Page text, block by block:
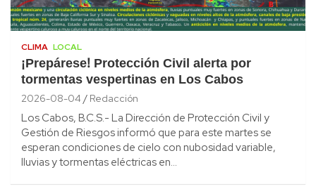
CLIMA LOCAL
¡Prepárese! Protección Civil alerta por
tormentas vespertinas en Los Cabos
2026-08-04 Redacción
Los Cabos, B.C.S.- La Dirección de Protección Civil y
Gestión de Riesgos informó que para este martes se
esperan condiciones de cielo con nubosidad variable,
lluvias y tormentas eléctricas en…